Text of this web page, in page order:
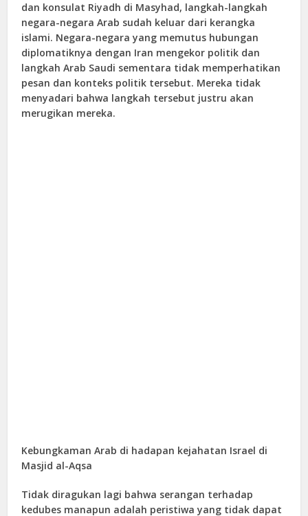
dan konsulat Riyadh di Masyhad, langkah-langkah
negara-negara Arab sudah keluar dari kerangka
islami. Negara-negara yang memutus hubungan
diplomatiknya dengan Iran mengekor politik dan
langkah Arab Saudi sementara tidak memperhatikan
pesan dan konteks politik tersebut. Mereka tidak
menyadari bahwa langkah tersebut justru akan
merugikan mereka.
Kebungkaman Arab di hadapan kejahatan Israel di
Masjid al-Aqsa
Tidak diragukan lagi bahwa serangan terhadap
kedubes manapun adalah peristiwa yang tidak dapat